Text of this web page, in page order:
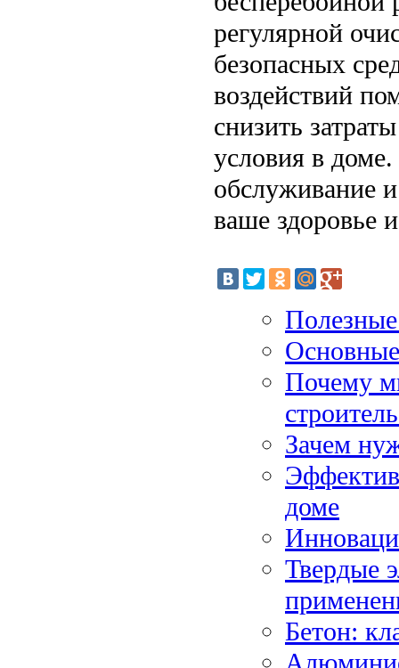
регулярной
безопасных
воздействий
снизить
условия в
обслуживание
ваше здоровье
Почему
Зачем
доме
Твердые
Бетон: